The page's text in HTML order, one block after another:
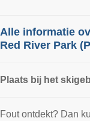
Alle informatie
Red River Park
Plaats bij het
Fout ontdekt? Dan